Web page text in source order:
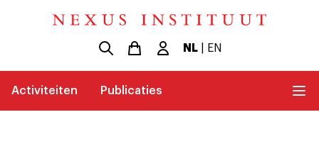
NL| EN
Activiteiten Publicaties